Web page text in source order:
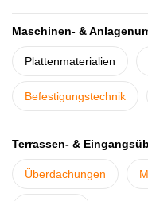
Maschinen- &
Plattenmaterialien
Befestigungstechnik
Terrassen- &
Überdachungen